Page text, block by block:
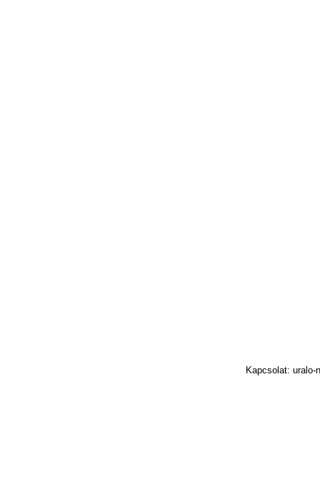
Kapcsolat: uralo-